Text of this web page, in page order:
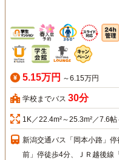
5.15万円 ～6.15万円
学校までバス 30分
1K／22.4m²～25.3m²／7.6
新潟交通バス「岡本小路」
前」停徒歩4分、ＪＲ越後線